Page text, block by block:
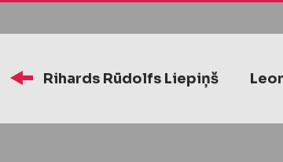
Rihards Rūdolfs Liepiņš